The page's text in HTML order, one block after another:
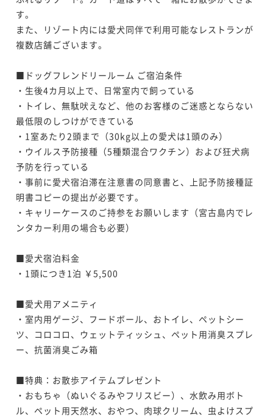
朝食付き
ポイント即利用で最大7％OFF
ポイントアップ
【連泊割】6連泊以上におすすめ！南国リゾートで暮ら
すようにステイ＜事前決済限定＞/朝食付
朝食付き 事前決済可
IN 15:00 - 23:00 OUT11:00
¥361,800~
す。
また、リゾート内には愛犬同伴で利用可能なレストランが
複数店舗ございます。
■ドッグフレンドリールーム ご宿泊条件
・生後4カ月以上で、日常室内で飼っている
・トイレ、無駄吠えなど、他のお客様のご迷惑とならない
最低限のしつけができている
・1室あたり2頭まで（30kg以上の愛犬は1頭のみ）
・ウイルス予防接種（5種類混合ワクチン）および狂犬病
予防を行っている
・事前に愛犬宿泊滞在注意書の同意書と、上記予防接種証
明書コピーの提出が必要です。
・キャリーケースのご持参をお願いします（宮古島内でレ
ンタカー利用の場合も必要）
■愛犬宿泊料金
・1頭につき1泊 ￥5,500
■愛犬用アメニティ
・室内用ゲージ、フードボール、おトイレ、ペットシー
ツ、コロコロ、ウェットティッシュ、ペット用消臭スプレ
ー、抗菌消臭ごみ箱
■特典：お散歩アイテムプレゼント
・おもちゃ（ぬいぐるみやフリスビー）、水飲み用ボト
ル、ペット用天然水、おやつ、肉球クリーム、虫よけスプ